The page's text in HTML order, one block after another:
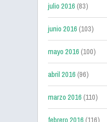
julio 2016(83)
junio 2016(103)
mayo 2016(100)
abril 2016(96)
marzo 2016(110)
febrero 2016(116)